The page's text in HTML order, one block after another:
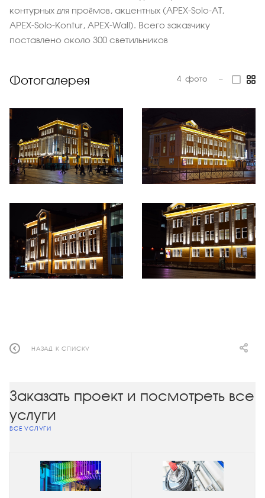
контурных для проёмов, акцентных (APEX‑Solo‑AT,
APEX‑Solo‑Kontur, APEX‑Wall). Всего заказчику
поставлено около 300 светильников
Фотогалерея 4 фото —
НАЗАД К СПИСКУ
Заказать проект и посмотреть все
услуги
ВСЕ УСЛУГИ